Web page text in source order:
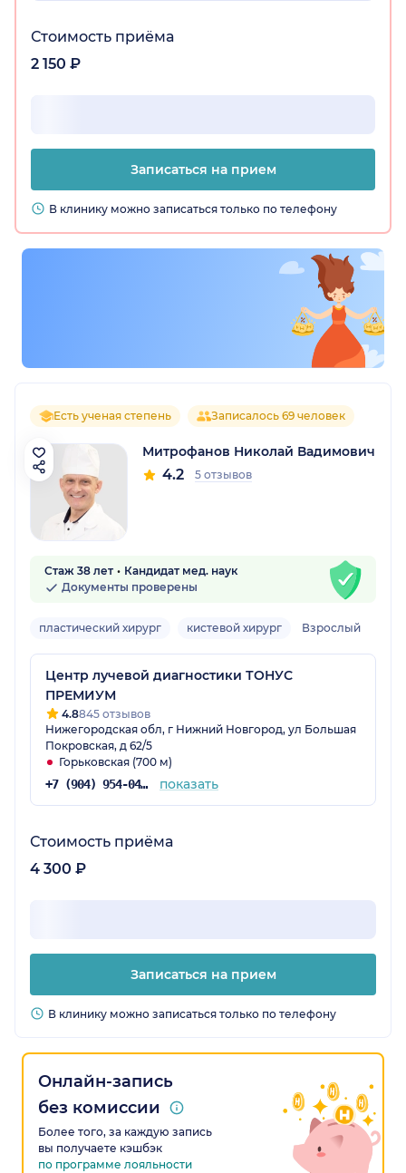
Стоимость приёма
2 150 ₽
Записаться на прием
В клинику можно записаться только по телефону
Есть ученая степень Записалось 69 человек
Митрофанов Николай Вадимович
4.2 5 отзывов
Стаж 38 лет
Кандидат мед. наук
Документы проверены
пластический хирург кистевой хирург Взрослый
Центр лучевой диагностики ТОНУС
ПРЕМИУМ
4.8845 отзывов
Нижегородская обл, г Нижний Новгород, ул Большая
Покровская, д 62/5
Горьковская (700 м)
+7 (904) 954-04-36 показать
Стоимость приёма
4 300 ₽
Записаться на прием
В клинику можно записаться только по телефону
Онлайн-запись
без комиссии
Более того, за каждую запись
вы получаете кэшбэк
по программе лояльности